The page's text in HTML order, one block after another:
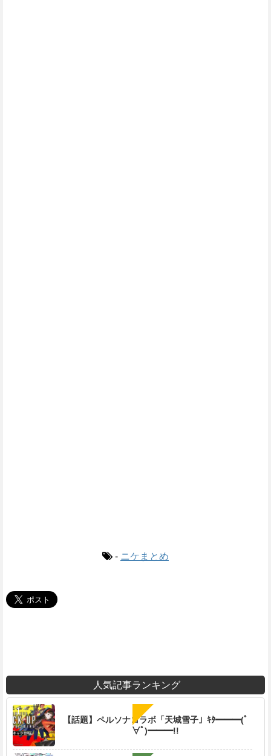
- ニケまとめ
人気記事ランキング
【話題】ペルソナコラボ「天城雪子」ｷﾀ━━━(ﾟ
∀ﾟ)━━━!!